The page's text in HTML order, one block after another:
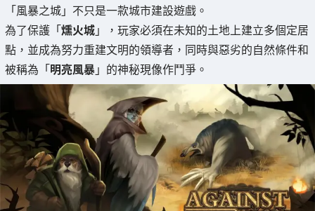
「風暴之城」不只是一款城市建設遊戲。
為了保護「燻火城」，玩家必須在未知的土地上建立多個定居
點，並成為努力重建文明的領導者，同時與惡劣的自然條件和
被稱為「明亮風暴」的神秘現像作鬥爭。